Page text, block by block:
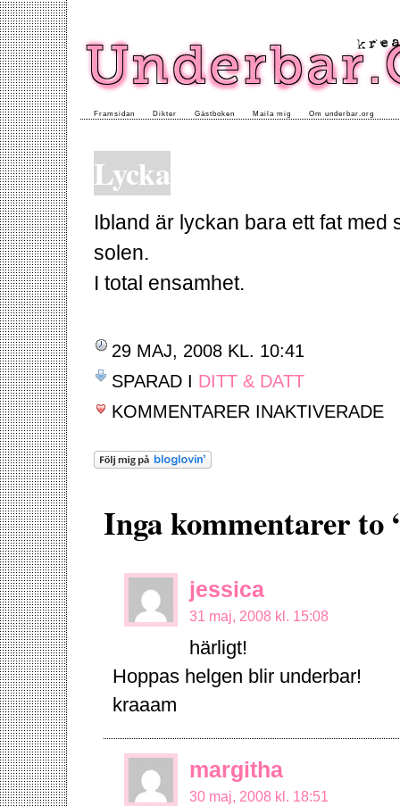
Framsidan Dikter Gästboken Maila mig Om underbar.org
Lycka
Ibland är lyckan bara ett fat
solen.
I total ensamhet.
29 MAJ, 2008 KL. 10:41
SPARAD I DITT & DATT
KOMMENTARER INAKTIVERADE
Inga kommentarer to
jessica
31 maj, 2008 kl. 15:08
härligt!
Hoppas helgen blir underbar!
kraaam
margitha
30 maj, 2008 kl. 18:51